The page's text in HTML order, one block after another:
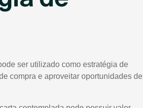
ser utilizado como estratégia de
compra e aproveitar oportunidades de